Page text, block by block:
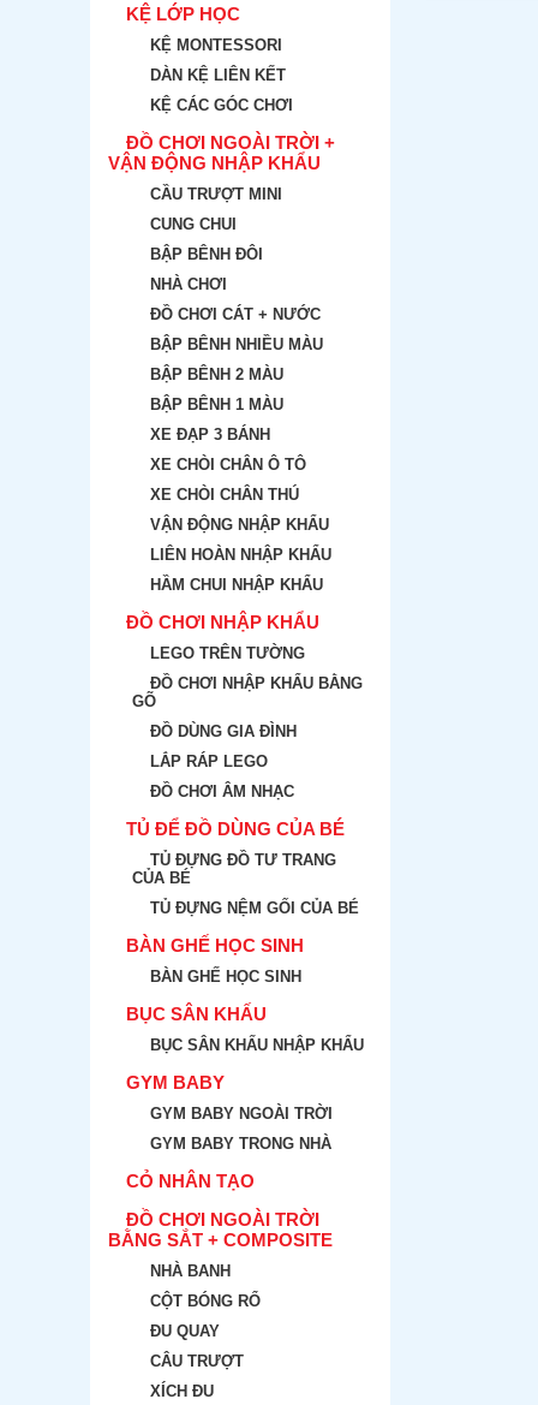
KỆ LỚP HỌC
KỆ MONTESSORI
DÀN KỆ LIÊN KẾT
KỆ CÁC GÓC CHƠI
ĐỒ CHƠI NGOÀI TRỜI +
VẬN ĐỘNG NHẬP KHẨU
CẦU TRƯỢT MINI
CUNG CHUI
BẬP BÊNH ĐÔI
NHÀ CHƠI
ĐỒ CHƠI CÁT + NƯỚC
BẬP BÊNH NHIỀU MÀU
BẬP BÊNH 2 MÀU
BẬP BÊNH 1 MÀU
XE ĐẠP 3 BÁNH
XE CHÒI CHÂN Ô TÔ
XE CHÒI CHÂN THÚ
VẬN ĐỘNG NHẬP KHẨU
LIÊN HOÀN NHẬP KHẨU
HẦM CHUI NHẬP KHẨU
ĐỒ CHƠI NHẬP KHẨU
LEGO TRÊN TƯỜNG
ĐỒ CHƠI NHẬP KHẨU BẰNG
GÕ
ĐỒ DÙNG GIA ĐÌNH
LẮP RÁP LEGO
ĐỒ CHƠI ÂM NHẠC
TỦ ĐỂ ĐỒ DÙNG CỦA BÉ
TỦ ĐỰNG ĐỒ TƯ TRANG
CỦA BÉ
TỦ ĐỰNG NỆM GỐI CỦA BÉ
BÀN GHẾ HỌC SINH
BÀN GHẾ HỌC SINH
BỤC SÂN KHẤU
BỤC SÂN KHẤU NHẬP KHẨU
GYM BABY
GYM BABY NGOÀI TRỜI
GYM BABY TRONG NHÀ
CỎ NHÂN TẠO
ĐỒ CHƠI NGOÀI TRỜI
BẰNG SẮT + COMPOSITE
NHÀ BANH
CỘT BÓNG RỔ
ĐU QUAY
CÂU TRƯỢT
XÍCH ĐU